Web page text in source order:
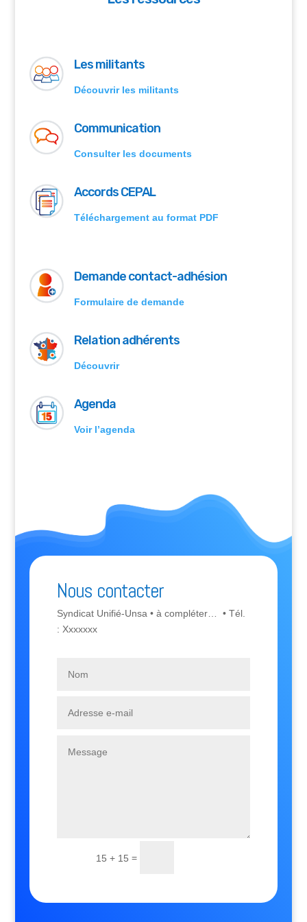
Les militants
Découvrir les militants
Communication
Consulter les documents
Accords CEPAL
Téléchargement au format PDF
Demande contact-adhésion
Formulaire de demande
Relation adhérents
Découvrir
Agenda
Voir l’agenda
Nous contacter
Syndicat Unifié-Unsa • à compléter… • Tél.
: Xxxxxxx
15 + 15 =